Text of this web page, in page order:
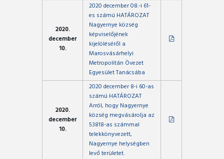
2020.
december
10.
2020 december 08.-i 61-
es számú HATÁROZAT
Nagyernye község
képviselőjének
kijelöléséről a
Marosvásárhelyi
Metropolitán Övezet
Egyesület Tanácsába
2020.
december
10.
2020 december 8-i 60-as
számú HATÁROZAT
Arról, hogy Nagyernye
község megvásárolja az
53818-as számmal
telekkönyvezett,
Nagyernye helységben
levő területet.